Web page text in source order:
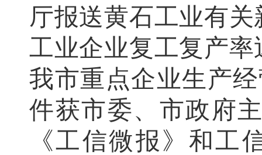
厅报送黄石工业有
工业企业复工复产
我市重点企业生产
件获市委、市政府
《工信微报》和工